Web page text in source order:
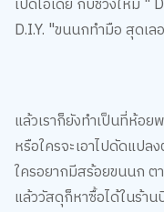
เปิดไอเดีย กับช่วงใหม่ "
D.I.Y. "ขนนกทำมือ สุดเล
แล้วเราก็ยังทำเป็นที่ห้อ
หรือใครจะเอาไปดัดแป
ใครอยากมีสร้อยขนนก ต
แล้ววัสดุก็หาซื้อได้ในร้าน